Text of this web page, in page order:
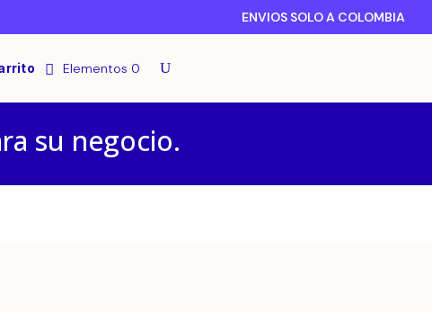
ENVIOS SOLO A COLOMBIA
Elementos 0
su negocio.